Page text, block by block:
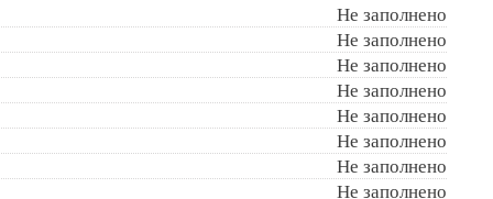
Не заполнено
Не заполнено
Не заполнено
Не заполнено
Не заполнено
Не заполнено
Не заполнено
Не заполнено